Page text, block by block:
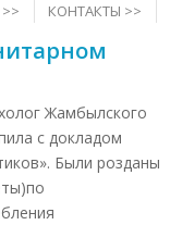
КОНТАКТЫ >>
Жамбылского
с докладом
Были розданы